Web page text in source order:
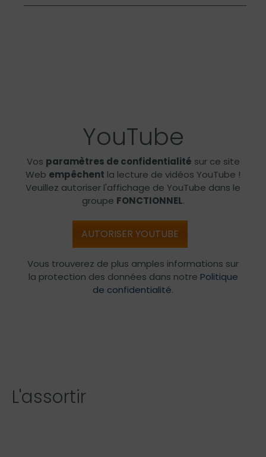
YouTube
Vos paramètres de confidentialité sur ce site
Web empêchent la lecture de vidéos YouTube !
Veuillez autoriser l'affichage de YouTube dans le
groupe FONCTIONNEL.
AUTORISER YOUTUBE
Vous trouverez de plus amples informations sur
la protection des données dans notre Politique
de confidentialité.
L'assortir